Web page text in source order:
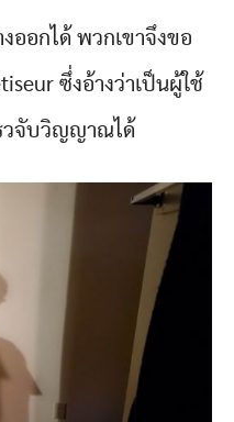
ออกได้ พวกเขาจึงขอ
ซึ่งอ้างว่าเป็นผู้ใช้
วจับวิญญาณได้